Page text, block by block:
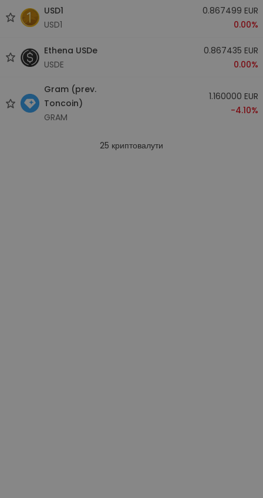
USD1
USD1
0.867499 EUR
0.00%
Ethena USDe
USDE
0.867435 EUR
0.00%
Gram (prev.
Toncoin)
GRAM
1.160000 EUR
-4.10%
25 криптовалути